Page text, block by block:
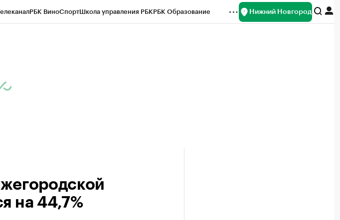
РБК ВиноСпортШкола управления РБКРБК Образование Нижний Новгород
на 44,7%